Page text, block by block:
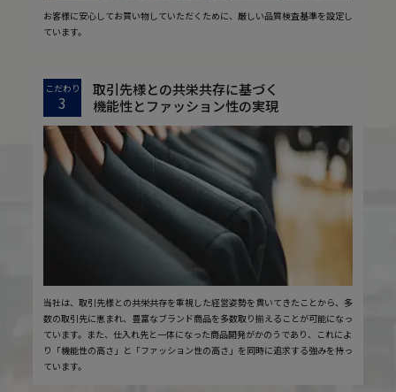
お客様に安心してお買い物していただくために、厳しい品質検査基準を設定し
ています。
こだわり
3
取引先様との共栄共存に基づく
機能性とファッション性の実現
当社は、取引先様との共栄共存を重視した経営姿勢を貫いてきたことから、多
数の取引先に恵まれ、豊富なブランド商品を多数取り揃えることが可能になっ
ています。また、仕入れ先と一体になった商品開発がかのうであり、これによ
り「機能性の高さ」と「ファッション性の高さ」を同時に追求する強みを持っ
ています。